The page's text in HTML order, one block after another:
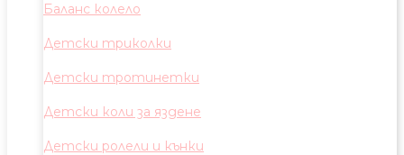
Баланс колело
Детски триколки
Детски тротинетки
Детски коли за яздене
Детски ролели и кънки